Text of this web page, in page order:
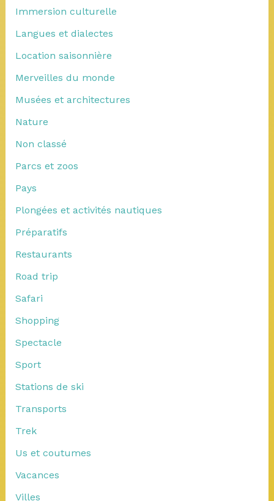
Immersion culturelle
Langues et dialectes
Location saisonnière
Merveilles du monde
Musées et architectures
Nature
Non classé
Parcs et zoos
Pays
Plongées et activités nautiques
Préparatifs
Restaurants
Road trip
Safari
Shopping
Spectacle
Sport
Stations de ski
Transports
Trek
Us et coutumes
Vacances
Villes